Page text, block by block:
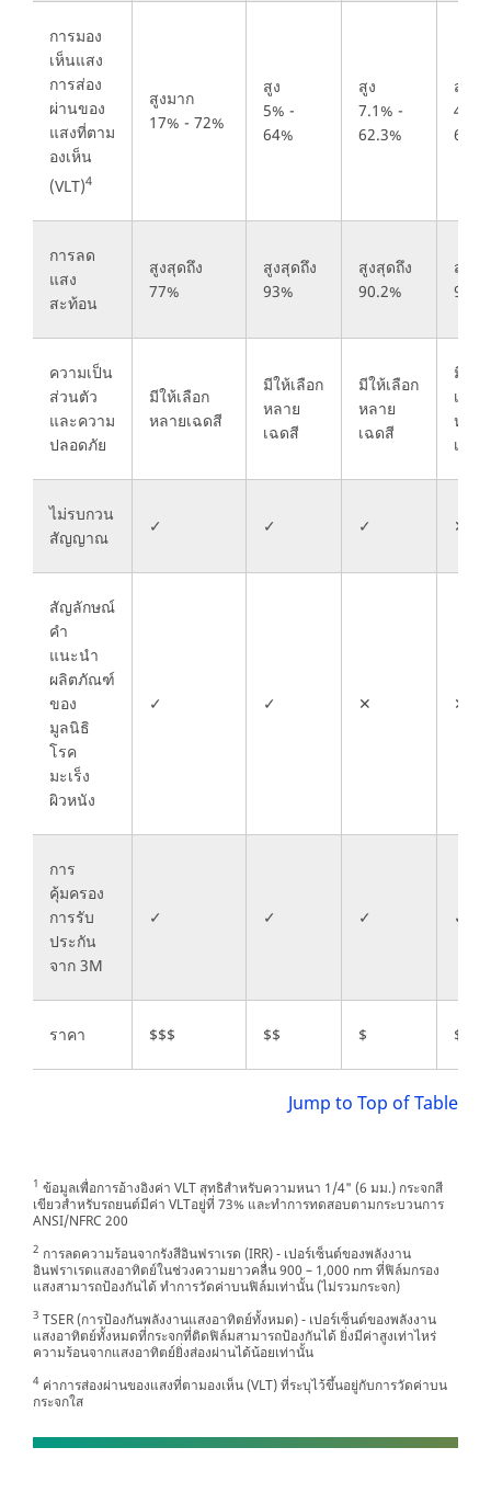
การมอง
เห็นแสง
การส่อง
ผ่านของ
แสงที่ตาม
องเห็น
(VLT)4
สูงมาก
17% - 72%
สูง
5% -
64%
สูง
7.1% -
62.3%
สูง
4% -
65%
การลด
แสง
สะท้อน
สูงสุดถึง
77%
สูงสุดถึง
93%
สูงสุดถึง
90.2%
สูงสุ
95%
ความเป็น
ส่วนตัว
และความ
ปลอดภัย
มีให้เลือก
หลายเฉดสี
มีให้เลือก
หลาย
เฉดสี
มีให้เลือก
หลาย
เฉดสี
มีให้
เลือก
หลาย
เฉดสี
ไม่รบกวน
สัญญาณ
✓ ✓ ✓ ✕
สัญลักษณ์
คำ
แนะนำ
ผลิตภัณฑ์
ของ
มูลนิธิ
โรค
มะเร็ง
ผิวหนัง
✓ ✓ ✕ ✕
การ
คุ้มครอง
การรับ
ประกัน
จาก 3M
✓ ✓ ✓ ✓
ราคา $$$ $$ $ $
Jump to Top of Table
1 ข้อมูลเพื่อการอ้างอิงค่า VLT สุทธิสำหรับความหนา 1/4" (6 มม.) กระจกสี
เขียวสำหรับรถยนต์มีค่า VLTอยู่ที่ 73% และทำการทดสอบตามกระบวนการ
ANSI/NFRC 200
2 การลดความร้อนจากรังสีอินฟราเรด (IRR) - เปอร์เซ็นต์ของพลังงาน
อินฟราเรดแสงอาทิตย์ในช่วงความยาวคลื่น 900 – 1,000 nm ที่ฟิล์มกรอง
แสงสามารถป้องกันได้ ทำการวัดค่าบนฟิล์มเท่านั้น (ไม่รวมกระจก)
3 TSER (การป้องกันพลังงานแสงอาทิตย์ทั้งหมด) - เปอร์เซ็นต์ของพลังงาน
แสงอาทิตย์ทั้งหมดที่กระจกที่ติดฟิล์มสามารถป้องกันได้ ยิ่งมีค่าสูงเท่าไหร่
ความร้อนจากแสงอาทิตย์ยิ่งส่องผ่านได้น้อยเท่านั้น
4 ค่าการส่องผ่านของแสงที่ตามองเห็น (VLT) ที่ระบุไว้ขึ้นอยู่กับการวัดค่าบน
กระจกใส